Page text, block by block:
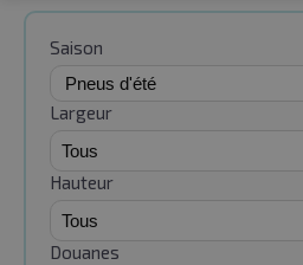
Saison
Largeur
Hauteur
Douanes